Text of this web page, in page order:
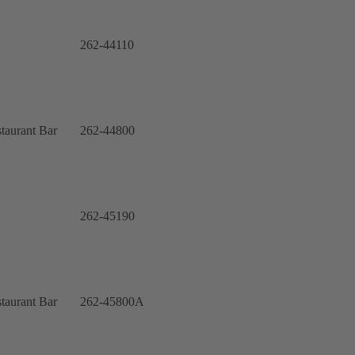
262-44110
Bar 262-44800
262-45190
Bar 262-45800A